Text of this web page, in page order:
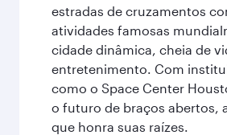
estradas de cruzamentos
atividades famosas
cidade dinâmica, cheia de
entretenimento. Com
como o Space Center
o futuro de braços abertos,
que honra suas raízes.